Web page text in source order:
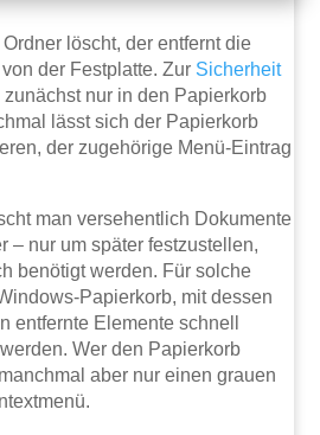
löscht, der entfernt die
der Festplatte. Zur Sicherheit
nur in den Papierkorb
lässt sich der Papierkorb
der zugehörige Menü-Eintrag
man versehentlich Dokumente
– nur um später festzustellen,
benötigt werden. Für solche
Papierkorb, mit dessen
entfernte Elemente schnell
Wer den Papierkorb
aber nur einen grauen